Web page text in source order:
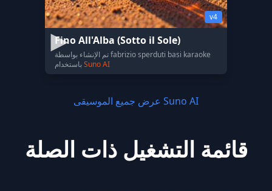
v4
Fino All'Alba (Sotto il Sole)
تم الإنشاء بواسطة fabrizio sperduti basi karaoke
Suno AI
عرض جميع الموسيقى Suno AI
قائمة التشغيل ذات الصلة